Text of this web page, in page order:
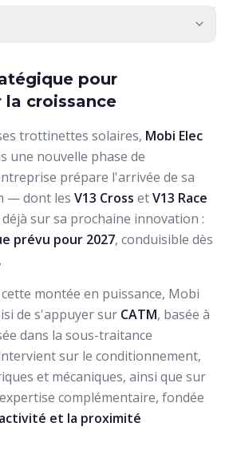
pour
croissance
trottinettes solaires, Mobi Elec
une nouvelle phase de
prépare l'arrivée de sa
— dont les V13 Cross etV13 Race
sur sa prochaine innovation :
prévu pour 2027, conduisible dès
montée en puissance, Mobi
de s'appuyer sur CATM, basée à
dans la sous-traitance
sur le conditionnement,
et mécaniques, ainsi que sur
complémentaire, fondée
et la proximité